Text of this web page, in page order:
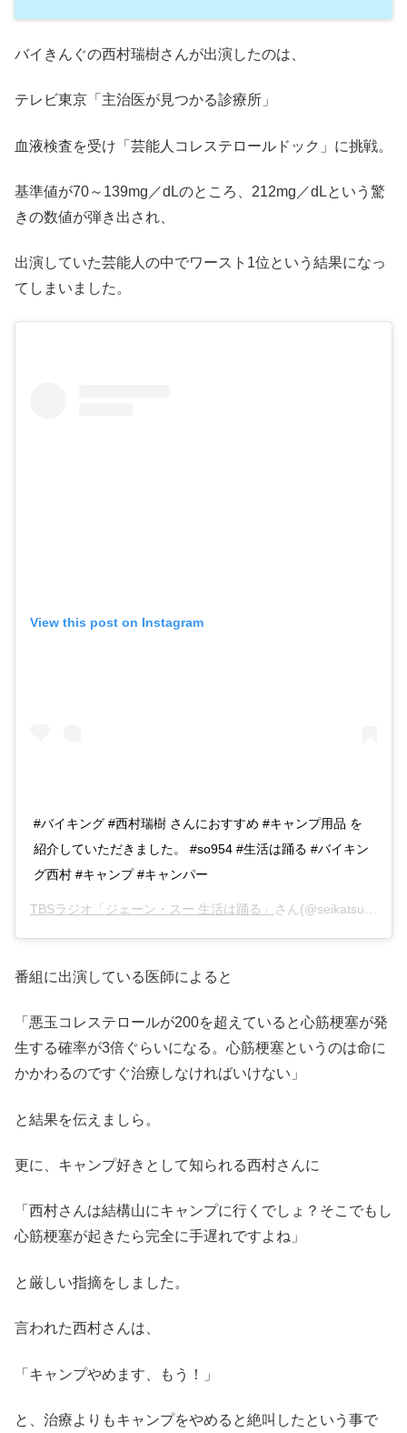
バイきんぐの西村瑞樹さんが出演したのは、
テレビ東京「 主治医が見つかる診療所 」
血液検査を受け「芸能人コレステロールドック」に挑戦。
基準値が70～139mg／dLのところ、212mg／dLという驚
きの数値が弾き出され、
出演していた芸能人の中でワースト1位という結果になっ
てしまいました。
View this post on Instagram
#バイキング #西村瑞樹 さんにおすすめ #キャンプ用品 を
紹介していただきました。 #so954 #生活は踊る #バイキン
グ西村 #キャンプ #キャンパー
TBSラジオ「ジェーン・スー 生活は踊る」 さん(@seikatsu954905)がシェアした投稿 –
番組に出演している医師によると
「悪玉コレステロールが200を超えていると心筋梗塞が発
生する確率が3倍ぐらいになる。心筋梗塞というのは命に
かかわるのですぐ治療しなければいけない」
と結果を伝えましら。
更に、キャンプ好きとして知られる西村さんに
「西村さんは結構山にキャンプに行くでしょ？そこでもし
心筋梗塞が起きたら完全に手遅れですよね」
と厳しい指摘をしました。
言われた西村さんは、
「キャンプやめます、もう！」
と、治療よりもキャンプをやめると絶叫したという事で